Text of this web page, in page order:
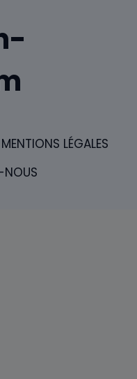
MENTIONS LÉGALES
NOUS